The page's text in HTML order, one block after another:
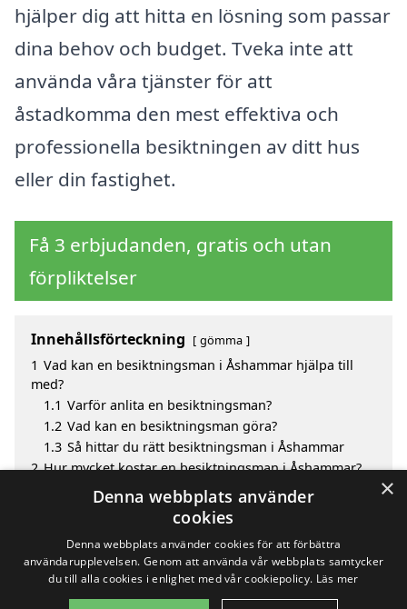
hjälper dig att hitta en lösning som passar
dina behov och budget. Tveka inte att
använda våra tjänster för att
åstadkomma den mest effektiva och
professionella besiktningen av ditt hus
eller din fastighet.
Få 3 erbjudanden, gratis och utan
förpliktelser
Innehållsförteckning gömma
1 Vad kan en besiktningsman i Åshammar hjälpa till
med?
1.1 Varför anlita en besiktningsman?
1.2 Vad kan en besiktningsman göra?
1.3 Så hittar du rätt besiktningsman i Åshammar
2 Hur mycket kostar en besiktningsman i Åshammar?
Fördelar med att välja besiktningsman i Åshammar
Sök efter en skicklig besiktningsman i de omgivande
×
Denna webbplats använder
cookies
Denna webbplats använder cookies för att förbättra
användarupplevelsen. Genom att använda vår webbplats samtycker
du till alla cookies i enlighet med vår cookiepolicy. Läs mer